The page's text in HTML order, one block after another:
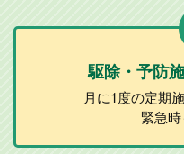
駆除・予防
月に1度の定期
緊急